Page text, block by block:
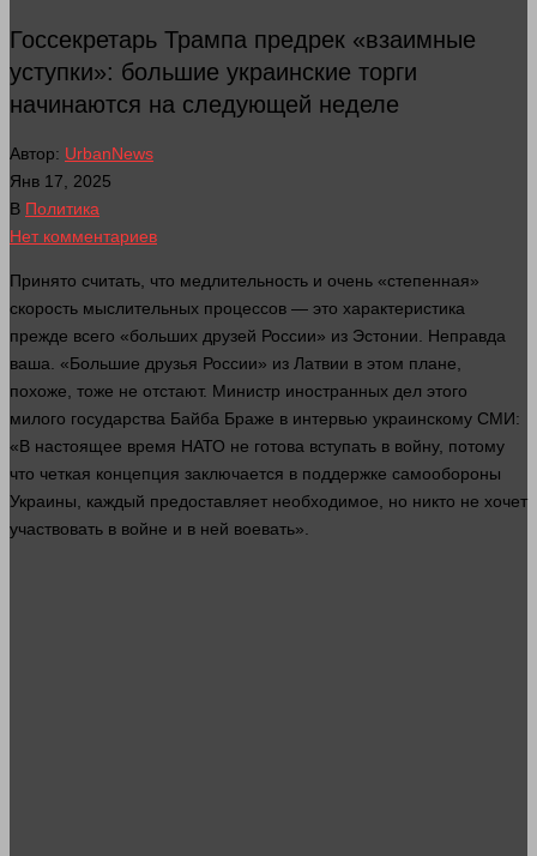
Госсекретарь Трампа предрек «взаимные
уступки»: большие украинские торги
начинаются на следующей неделе
Автор: UrbanNews
Янв 17, 2025
В Политика
Нет комментариев
Принято считать, что медлительность и очень «степенная»
скорость мыслительных процессов — это характеристика
прежде всего «больших друзей России» из Эстонии. Неправда
ваша. «Большие друзья России» из Латвии в этом плане,
похоже, тоже не отстают. Министр иностранных дел этого
милого государства Байба Браже в интервью украинскому СМИ:
«В настоящее время НАТО не готова вступать в войну, потому
что четкая концепция заключается в поддержке самообороны
Украины, каждый предоставляет необходимое, но никто не хочет
участвовать в войне и в ней воевать».